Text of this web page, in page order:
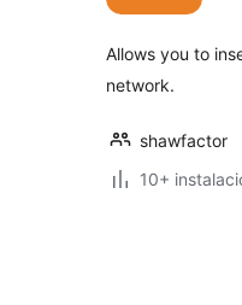
Allows you to
network.
shawfactor
10+